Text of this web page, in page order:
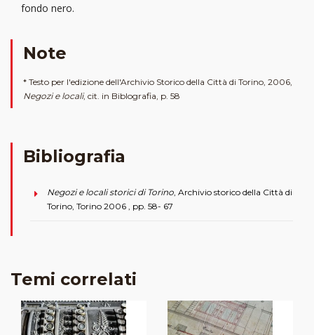
fondo nero.
Note
* Testo per l'edizione dell'Archivio Storico della Città di Torino, 2006,
Negozi e locali, cit. in Biblografia, p. 58
Bibliografia
Negozi e locali storici di Torino , Archivio storico della Città di
Torino, Torino 2006 , pp. 58- 67
Temi correlati